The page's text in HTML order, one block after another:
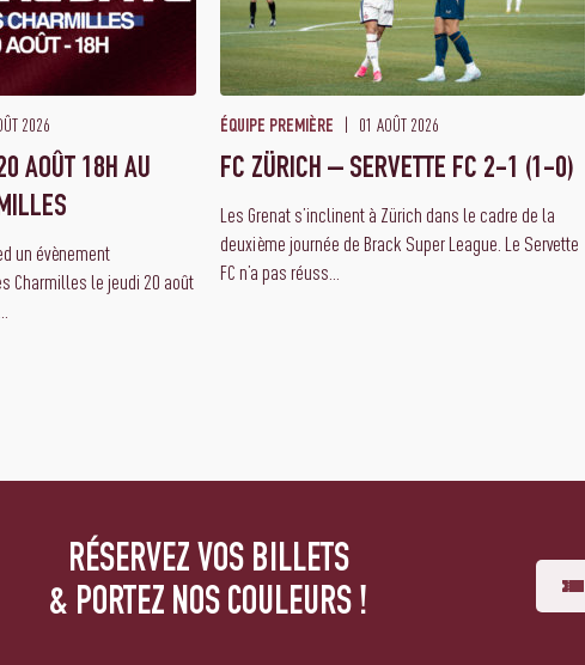
2026
AOÛT 18H AU
un évènement
Charmilles le jeudi 20 août
ÉQUIPE PREMIÈRE 01 AOÛT 2026
FC ZÜRICH – SERVETTE FC 2-1 (1-0)
Les Grenat s’inclinent à Zürich dans le cadre de la
deuxième journée de Brack Super League. Le Servette
FC n’a pas réuss...
RÉSERVEZ VOS BILLETS
& PORTEZ NOS COULEURS !